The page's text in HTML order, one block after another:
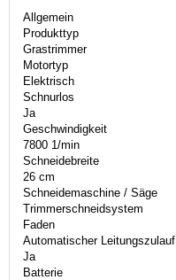
Allgemein
Produkttyp
Grastrimmer
Motortyp
Elektrisch
Schnurlos
Ja
Geschwindigkeit
7800 1/min
Schneidebreite
26 cm
Schneidemaschine / Säge
Trimmerschneidsystem
Faden
Automatischer Leitungszulauf
Ja
Batterie